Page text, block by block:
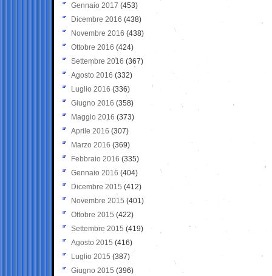
Gennaio 2017 (453)
Dicembre 2016 (438)
Novembre 2016 (438)
Ottobre 2016 (424)
Settembre 2016 (367)
Agosto 2016 (332)
Luglio 2016 (336)
Giugno 2016 (358)
Maggio 2016 (373)
Aprile 2016 (307)
Marzo 2016 (369)
Febbraio 2016 (335)
Gennaio 2016 (404)
Dicembre 2015 (412)
Novembre 2015 (401)
Ottobre 2015 (422)
Settembre 2015 (419)
Agosto 2015 (416)
Luglio 2015 (387)
Giugno 2015 (396)